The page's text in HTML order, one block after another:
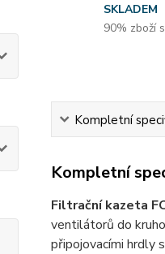
SKLADEM
90% zboží
Kompletní
Kompletní
Filtrační kazeta
ventilátorů do
připojovacími hrdly